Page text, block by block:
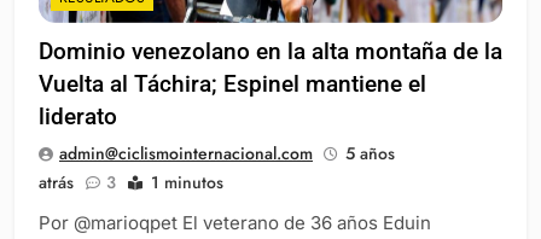
Dominio venezolano en la alta montaña de la
Vuelta al Táchira; Espinel mantiene el
liderato
admin@ciclismointernacional.com
5 años
atrás
3 1 minutos
Por @marioqpet El veterano de 36 años Eduin